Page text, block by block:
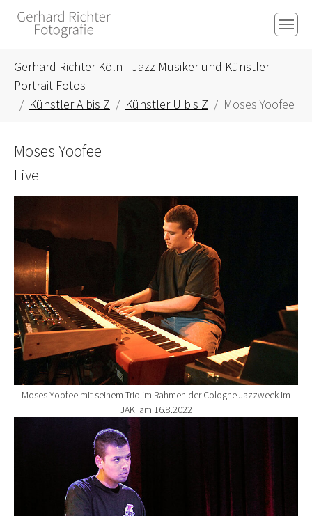
Skip to main content
Skip to page footer
Gerhard Richter Köln - Jazz Musiker und Künstler
Portrait Fotos
Künstler A bis Z
Künstler U bis Z Moses Yoofee
Moses Yoofee
Live
Show larger version for:
Moses Yoofee mit seinem Trio im Rahmen der Cologne Jazzweek im
JAKI am 16.8.2022
Show larger version for: